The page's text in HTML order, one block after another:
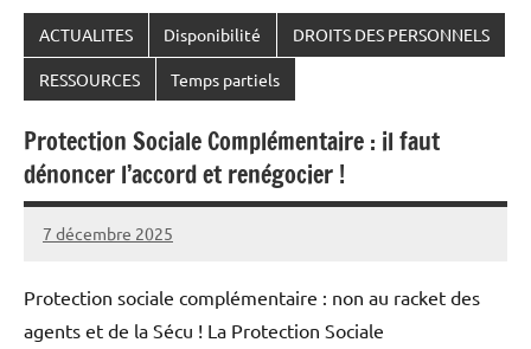
ACTUALITES Disponibilité DROITS DES PERSONNELS
RESSOURCES Temps partiels
Protection Sociale Complémentaire : il faut
dénoncer l’accord et renégocier !
7 décembre 2025
Snudifo44
Protection sociale complémentaire : non au racket des
agents et de la Sécu ! La Protection Sociale